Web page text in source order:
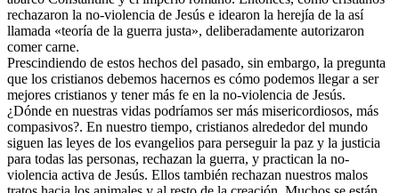
rechazaron la no-violencia de Jesús e idearon la herejía de la así
llamada «teoría de la guerra justa», deliberadamente autorizaron
comer carne.
Prescindiendo de estos hechos del pasado, sin embargo, la pregunta
que los cristianos debemos hacernos es cómo podemos llegar a ser
mejores cristianos y tener más fe en la no-violencia de Jesús.
¿Dónde en nuestras vidas podríamos ser más misericordiosos, más
compasivos?. En nuestro tiempo, cristianos alrededor del mundo
siguen las leyes de los evangelios para perseguir la paz y la justicia
para todas las personas, rechazan la guerra, y practican la no-
violencia activa de Jesús. Ellos también rechazan nuestros malos